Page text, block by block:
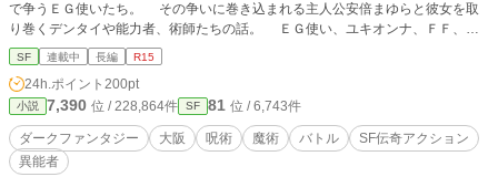
で争うＥＧ使いたち。 その争いに巻き込まれる主人公安倍まゆらと彼女を取
り巻くデンタイや能力者、術師たちの話。 ＥＧ使い、ユキオンナ、ＦＦ、く
れいじーモコの三人が高野山に眠る空海の暗殺術式の一つ、『嘘実哭怨』を狙っ
て行動を開始する。 高野山が防衛に当たるが、ユキオンナの前に惨敗する。
しかしそこには応援として来ていたデンタイと波付、四術宗家からも水属性の
上水流家の縁の者が来ていたが、それぞれの思惑が食い違い現場は混乱を招く。
ユキオンナの攻撃は抑えたものの、肝心の空海の『密秘』を修行僧である顕正
に盗まれてしまう。 個々に絡み合う個人の思惑が見え隠れする中で、デンタ
イは『密秘』を奪還できるのか、、、？
SF 連載中 長編 R15
24h.ポイント 200pt
小説 7,390 位 / 228,864件 SF 81 位 / 6,743件
ダークファンタジー 大阪 呪術 魔術 バトル
SF伝奇アクション
異能者